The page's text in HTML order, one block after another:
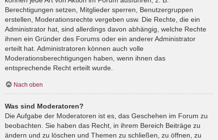
Berechtigungen setzen, Mitglieder sperren, Benutzergruppen
erstellen, Moderationsrechte vergeben usw. Die Rechte, die ein
Administrator hat, sind allerdings davon abhängig, welche Rechte
ihnen ein Gründer des Forums oder ein anderer Administrator
erteilt hat. Administratoren können auch volle
Moderationsberechtigungen haben, wenn ihnen das
entsprechende Recht erteilt wurde.
Nach oben
Was sind Moderatoren?
Die Aufgabe der Moderatoren ist es, das Geschehen im Forum zu
beobachten. Sie haben das Recht, in ihrem Bereich Beiträge zu
ändern und zu löschen und Themen zu schließen, zu öffnen, zu